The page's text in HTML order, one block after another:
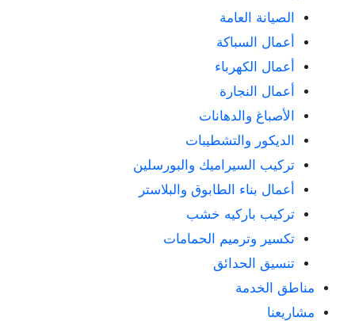
الصيانة العامة
أعمال السباكة
أعمال الكهرباء
أعمال النجارة
الأصباغ والدهانات
الديكور والتشطيبات
تركيب السيراميك والبورسلين
أعمال بناء الطابوق والبلاستر
تركيب باركيه خشب
تكسير وترميم الحمامات
تنسيق الحدائق
مناطق الخدمة
مشاريعنا